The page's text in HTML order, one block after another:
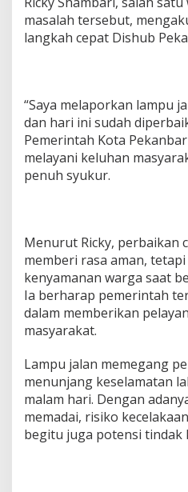
masalah tersebut,
langkah cepat Dishub
“Saya melaporkan lampu
dan hari ini sudah
Pemerintah Kota
melayani keluhan
penuh syukur.
Menurut Ricky, perbaikan
memberi rasa aman,
kenyamanan warga saat
Ia berharap pemerintah
dalam memberikan
masyarakat.
Lampu jalan memegang
menunjang keselamatan
malam hari. Dengan
memadai, risiko
begitu juga potensi tindak